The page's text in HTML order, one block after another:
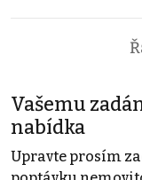
Vašemu
nabídka
Upravte prosím